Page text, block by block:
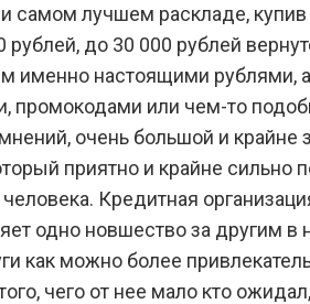
самом лучшем раскладе, купив
рублей, до 30 000 рублей
именно настоящими рублями,
промокодами или чем-то
очень большой и крайне
приятно и крайне сильно
Кредитная
одно новшество за другим
как можно более
чего от нее мало кто